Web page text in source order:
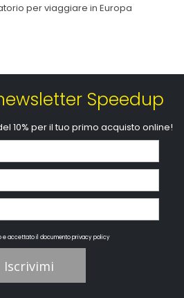
per viaggiare in Europa
Speedup
10% per il tuo primo acquisto online!
e accettato il documentoprivacy policy
Iscrivimi